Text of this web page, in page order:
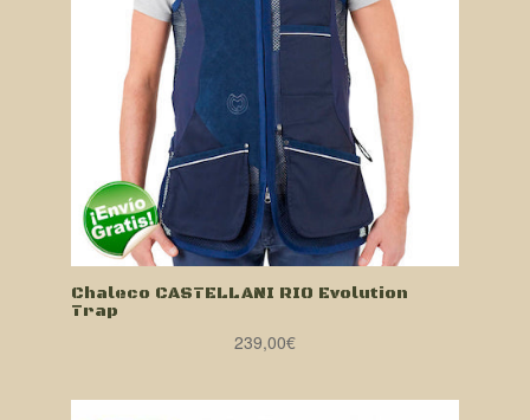
Chaleco CASTELLANI RIO Evolution
Trap
239,00€